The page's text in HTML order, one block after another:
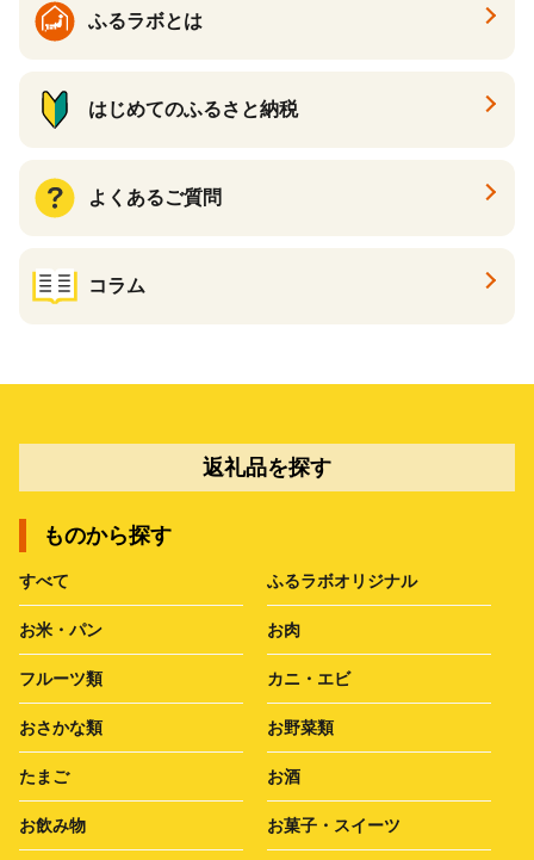
ふるラボとは
はじめてのふるさと納税
よくあるご質問
コラム
返礼品を探す
ものから探す
すべて ふるラボオリジナル
お米・パン お肉
フルーツ類 カニ・エビ
おさかな類 お野菜類
たまご お酒
お飲み物 お菓子・スイーツ